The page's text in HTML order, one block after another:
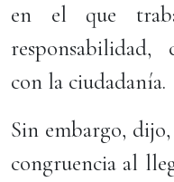
en el que
con la ciudadanía.
Sin embargo,
congruencia al